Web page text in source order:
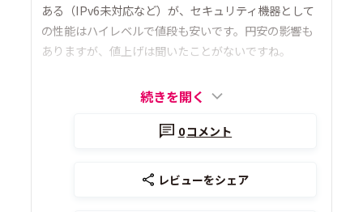
ある（IPv6未対応など）が、セキュリティ機器として
の性能はハイレベルで値段も安いです。円安の影響も
ありますが、値上げは聞いたことがないですね。
続きを開く
0コメント
レビューをシェア